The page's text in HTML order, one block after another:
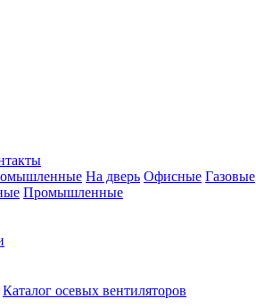
На дверь Офисные Газовые
Промышленные
Каталог осевых вентиляторов